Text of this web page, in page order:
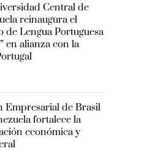
Central de
reinaugura el
de Lengua Portuguesa
en alianza con la
Empresarial de Brasil
fortalece la
económica y